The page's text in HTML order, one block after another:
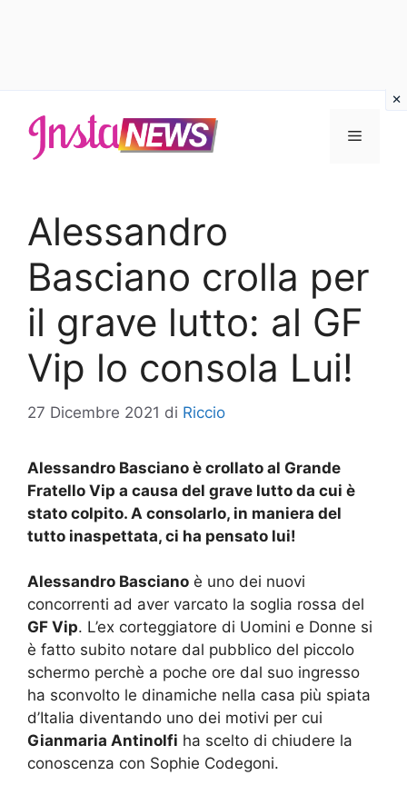
contenuto
Menu
Alessandro
Basciano crolla per
il grave lutto: al GF
Vip lo consola Lui!
27 Dicembre 2021 di Riccio
Alessandro Basciano è crollato al Grande
Fratello Vip a causa del grave lutto da cui è
stato colpito. A consolarlo, in maniera del
tutto inaspettata, ci ha pensato lui!
Alessandro Basciano è uno dei nuovi
concorrenti ad aver varcato la soglia rossa del
GF Vip. L’ex corteggiatore di Uomini e Donne si
è fatto subito notare dal pubblico del piccolo
schermo perchè a poche ore dal suo ingresso
ha sconvolto le dinamiche nella casa più spiata
d’Italia diventando uno dei motivi per cui
Gianmaria Antinolfi ha scelto di chiudere la
conoscenza con Sophie Codegoni.